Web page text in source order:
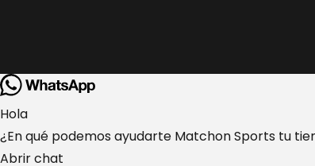
Hola
¿En qué podemos ayudarte Matchon Sports tu
Abrir chat